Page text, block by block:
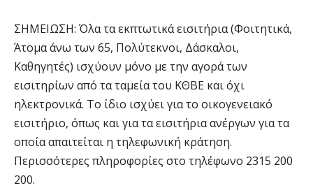
ΣΗΜΕΙΩΣΗ: Όλα τα εκπτωτικά εισιτήρια (Φοιτητικά,
Άτομα άνω των 65, Πολύτεκνοι, Δάσκαλοι,
Καθηγητές) ισχύουν μόνο με την αγορά των
εισιτηρίων από τα ταμεία του ΚΘΒΕ και όχι
ηλεκτρονικά. Το ίδιο ισχύει για το οικογενειακό
εισιτήριο, όπως και για τα εισιτήρια ανέργων για τα
οποία απαιτείται η τηλεφωνική κράτηση.
Περισσότερες πληροφορίες στο τηλέφωνο 2315 200
200.